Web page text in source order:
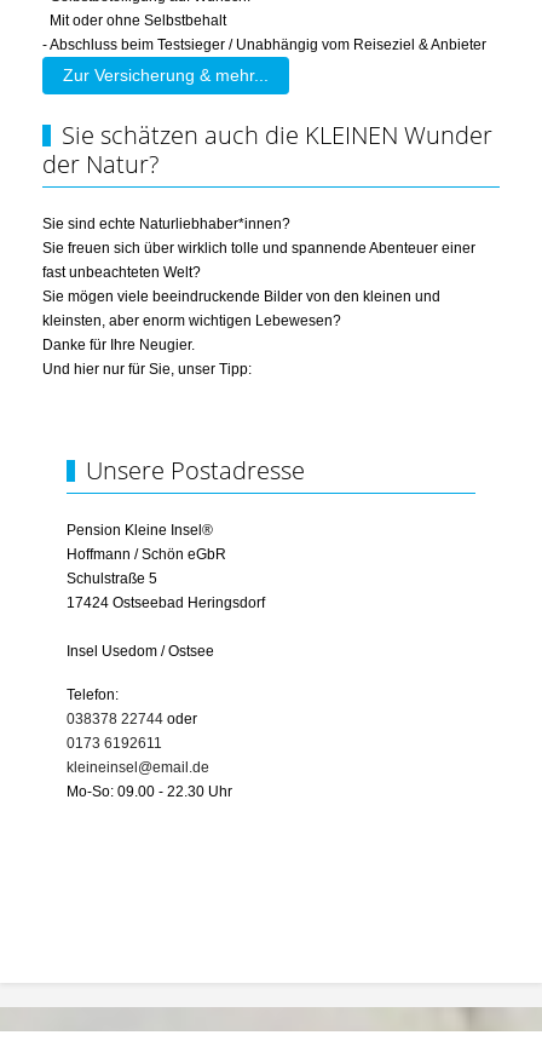
Mit oder ohne Selbstbehalt
- Abschluss beim Testsieger / Unabhängig vom Reiseziel & Anbieter
Zur Versicherung & mehr...
Sie schätzen auch die KLEINEN Wunder
der Natur?
Sie sind echte Naturliebhaber*innen?
Sie freuen sich über wirklich tolle und spannende Abenteuer einer
fast unbeachteten Welt?
Sie mögen viele beeindruckende Bilder von den kleinen und
kleinsten, aber enorm wichtigen Lebewesen?
Danke für Ihre Neugier.
Und hier nur für Sie, unser Tipp:
Unsere Postadresse
Pension Kleine Insel®
Hoffmann / Schön eGbR
Schulstraße 5
17424 Ostseebad Heringsdorf
Insel Usedom / Ostsee
Telefon:
038378 22744 oder
0173 6192611
kleineinsel@email.de
Mo-So: 09.00 - 22.30 Uhr